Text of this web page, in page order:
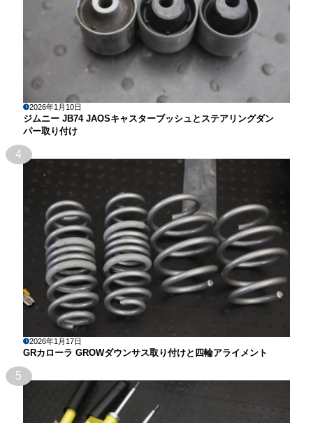
2026年1月10日
ジムニー JB74 JAOSキャスターブッシュとステアリングダン
パー取り付け
4
2026年1月17日
GRカローラ GROWダウンサス取り付けと四輪アライメント
5